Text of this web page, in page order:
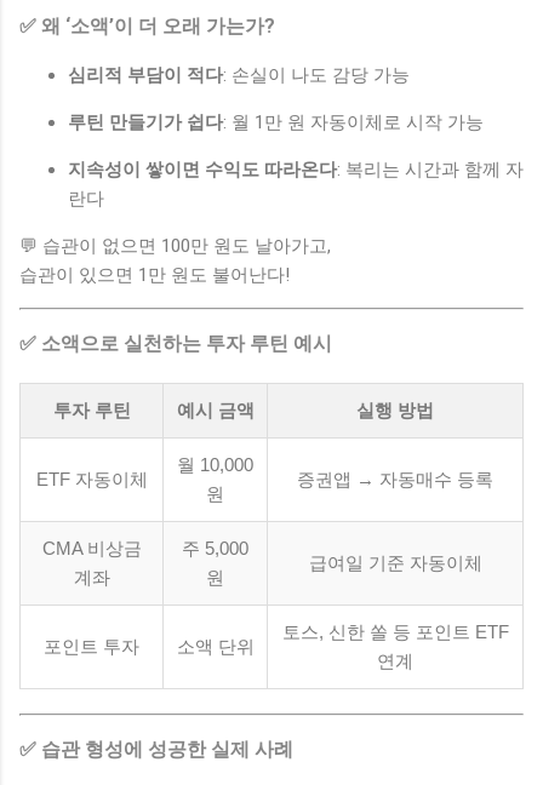
✅ 왜 ‘소액’이 더 오래 가는가?
심리적 부담이 적다: 손실이 나도 감당 가능
루틴 만들기가 쉽다: 월 1만 원 자동이체로 시작 가능
지속성이 쌓이면 수익도 따라온다: 복리는 시간과 함께 자
란다
💬 습관이 없으면 100만 원도 날아가고,
습관이 있으면 1만 원도 불어난다!
✅ 소액으로 실천하는 투자 루틴 예시
투자 루틴 예시 금액 실행 방법
ETF 자동이체
월 10,000
원
증권앱 → 자동매수 등록
CMA 비상금
계좌
주 5,000
원
급여일 기준 자동이체
포인트 투자 소액 단위
토스, 신한 쏠 등 포인트 ETF
연계
✅ 습관 형성에 성공한 실제 사례